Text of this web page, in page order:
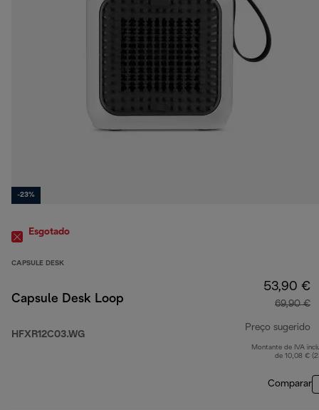
-23%
Esgotado
CAPSULE DESK
Capsule Desk Loop
HFXR12C03.WG
53,90 €
69,90 €
Preço sugerido
Montante de IVA
de 10,08 €
Comparar